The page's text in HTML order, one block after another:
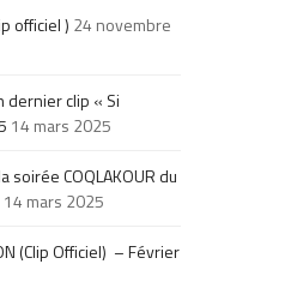
officiel ) 24 novembre
dernier clip « Si
14 mars 2025
COQLAKOUR du
14 mars 2025
(Clip Officiel) – Février